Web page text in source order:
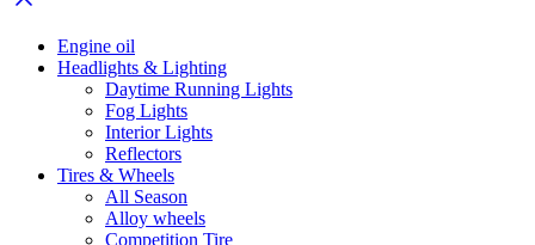
Engine oil
Headlights & Lighting
Daytime Running Lights
Fog Lights
Interior Lights
Reflectors
Tires & Wheels
All Season
Alloy wheels
Competition Tire